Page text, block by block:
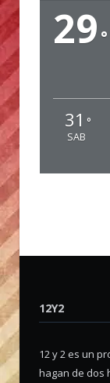
29 °
31 °
SAB
12Y2
12 y 2 es un
hagan de dos